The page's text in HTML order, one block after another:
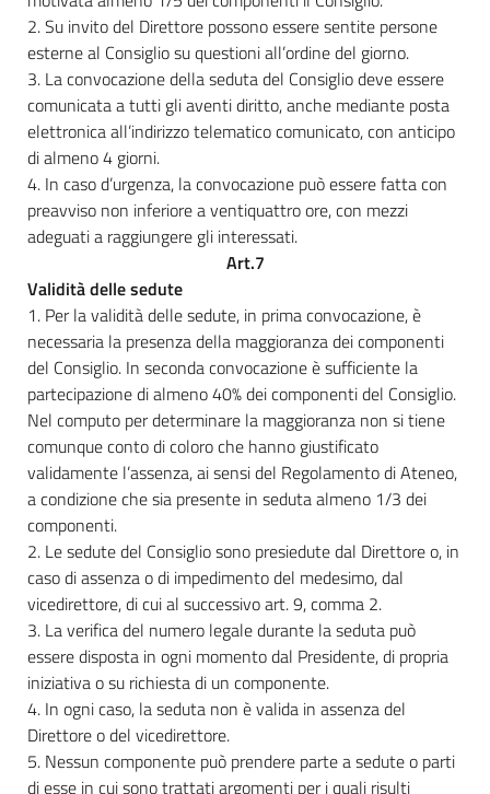
2. Su invito del Direttore possono essere sentite persone
esterne al Consiglio su questioni all’ordine del giorno.
3. La convocazione della seduta del Consiglio deve essere
comunicata a tutti gli aventi diritto, anche mediante posta
elettronica all’indirizzo telematico comunicato, con anticipo
di almeno 4 giorni.
4. In caso d’urgenza, la convocazione può essere fatta con
preavviso non inferiore a ventiquattro ore, con mezzi
adeguati a raggiungere gli interessati.
Art.7
Validità delle sedute
1. Per la validità delle sedute, in prima convocazione, è
necessaria la presenza della maggioranza dei componenti
del Consiglio. In seconda convocazione è sufficiente la
partecipazione di almeno 40% dei componenti del Consiglio.
Nel computo per determinare la maggioranza non si tiene
comunque conto di coloro che hanno giustificato
validamente l’assenza, ai sensi del Regolamento di Ateneo,
a condizione che sia presente in seduta almeno 1/3 dei
componenti.
2. Le sedute del Consiglio sono presiedute dal Direttore o, in
caso di assenza o di impedimento del medesimo, dal
vicedirettore, di cui al successivo art. 9, comma 2.
3. La verifica del numero legale durante la seduta può
essere disposta in ogni momento dal Presidente, di propria
iniziativa o su richiesta di un componente.
4. In ogni caso, la seduta non è valida in assenza del
Direttore o del vicedirettore.
5. Nessun componente può prendere parte a sedute o parti
di esse in cui sono trattati argomenti per i quali risulti